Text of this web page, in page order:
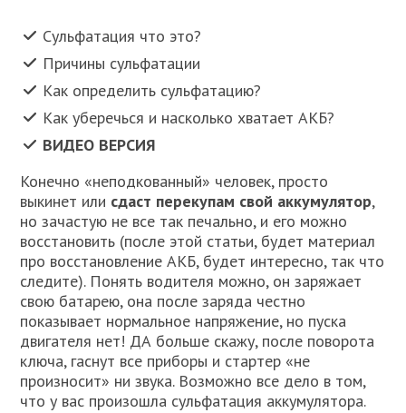
Сульфатация что это?
Причины сульфатации
Как определить сульфатацию?
Как уберечься и насколько хватает АКБ?
ВИДЕО ВЕРСИЯ
Конечно «неподкованный» человек, просто
выкинет или сдаст перекупам свой аккумулятор,
но зачастую не все так печально, и его можно
восстановить (после этой статьи, будет материал
про восстановление АКБ, будет интересно, так что
следите). Понять водителя можно, он заряжает
свою батарею, она после заряда честно
показывает нормальное напряжение, но пуска
двигателя нет! ДА больше скажу, после поворота
ключа, гаснут все приборы и стартер «не
произносит» ни звука. Возможно все дело в том,
что у вас произошла сульфатация аккумулятора.